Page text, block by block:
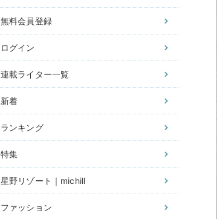
無料会員登録
ログイン
連載ライター一覧
新着
ランキング
特集
星野リゾート｜michill
ファッション